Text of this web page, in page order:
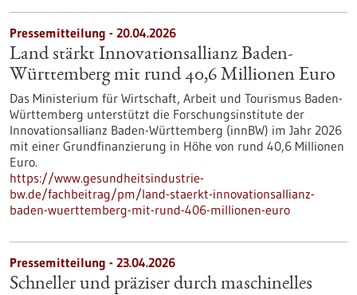
Pressemitteilung - 20.04.2026
Land stärkt Innovationsallianz Baden-
Württemberg mit rund 40,6 Millionen Euro
Das Ministerium für Wirtschaft, Arbeit und Tourismus Baden-
Württemberg unterstützt die Forschungsinstitute der
Innovationsallianz Baden-Württemberg (innBW) im Jahr 2026
mit einer Grundfinanzierung in Höhe von rund 40,6 Millionen
Euro.
https://www.gesundheitsindustrie-
bw.de/fachbeitrag/pm/land-staerkt-innovationsallianz-
baden-wuerttemberg-mit-rund-406-millionen-euro
Pressemitteilung - 23.04.2026
Schneller und präziser durch maschinelles